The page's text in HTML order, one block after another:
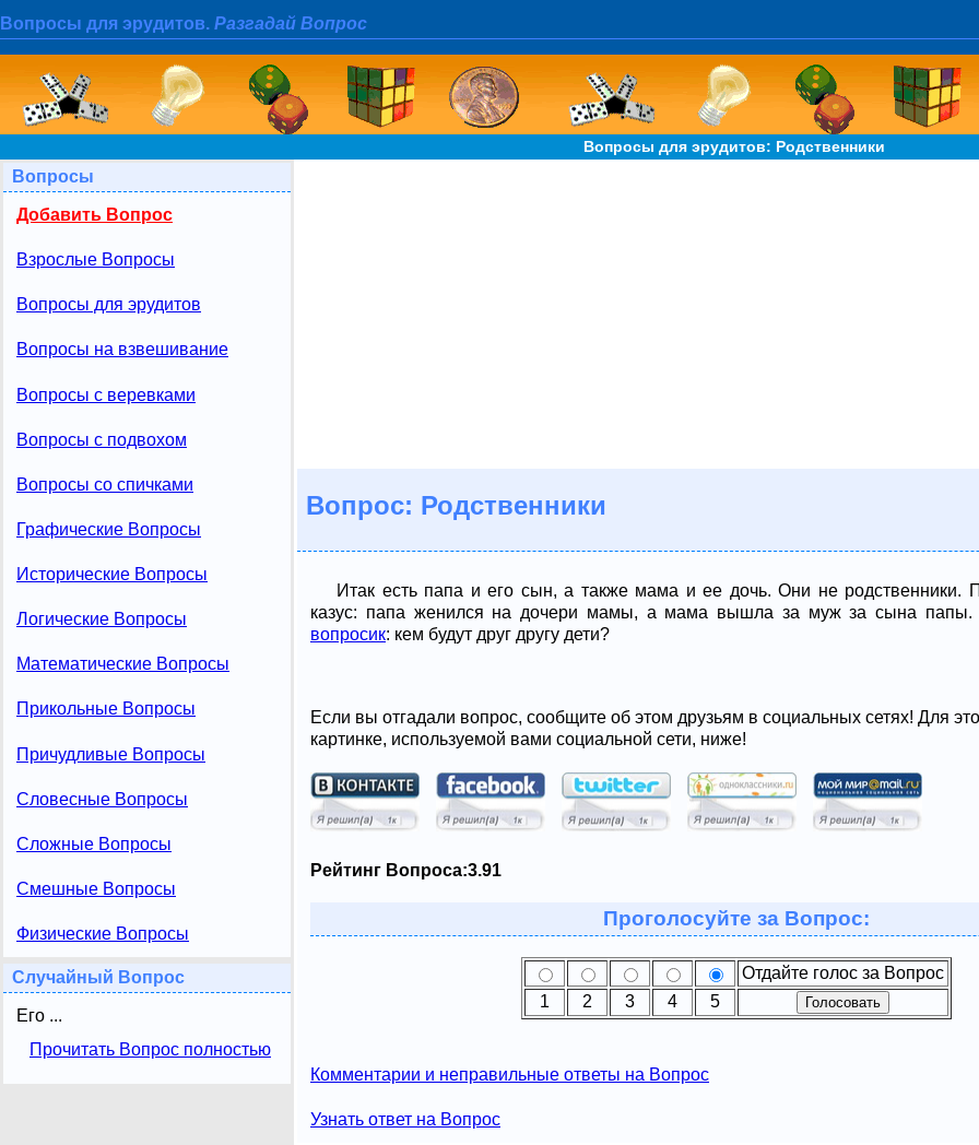
Вопросы для эрудитов. Разгадай Вопрос
Вопросы для эрудитов: Родственники
Вопросы
Добавить Вопрос
Взрослые Вопросы
Вопросы для эрудитов
Вопросы на взвешивание
Вопросы с веревками
Вопросы с подвохом
Вопросы со спичками
Графические Вопросы
Исторические Вопросы
Логические Вопросы
Математические Вопросы
Прикольные Вопросы
Причудливые Вопросы
Словесные Вопросы
Сложные Вопросы
Смешные Вопросы
Физические Вопросы
Случайный Вопрос
Его ...
Прочитать Вопрос полностью
Вопрос: Родственники
Итак есть папа и его сын, а также мама и ее дочь. Они не родственники.
казус: папа женился на дочери мамы, а мама вышла за муж за сына папы.
вопросик: кем будут друг другу дети?
Если вы отгадали вопрос, сообщите об этом друзьям в социальных сетях! Для
картинке, используемой вами социальной сети, ниже!
Рейтинг Вопроса:3.91
Проголосуйте за Вопрос:
Отдайте голос за Вопрос
1
2 3 4 5
Комментарии и неправильные ответы на Вопрос
Узнать ответ на Вопрос